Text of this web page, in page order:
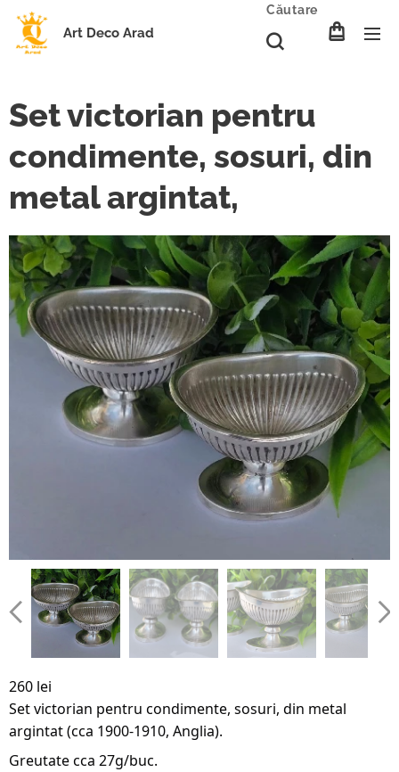
Art Deco Arad
Căutare
Set victorian pentru
condimente, sosuri, din
metal argintat,
260 lei
Set victorian pentru condimente, sosuri, din metal
argintat (cca 1900-1910, Anglia).
Greutate cca 27g/buc.